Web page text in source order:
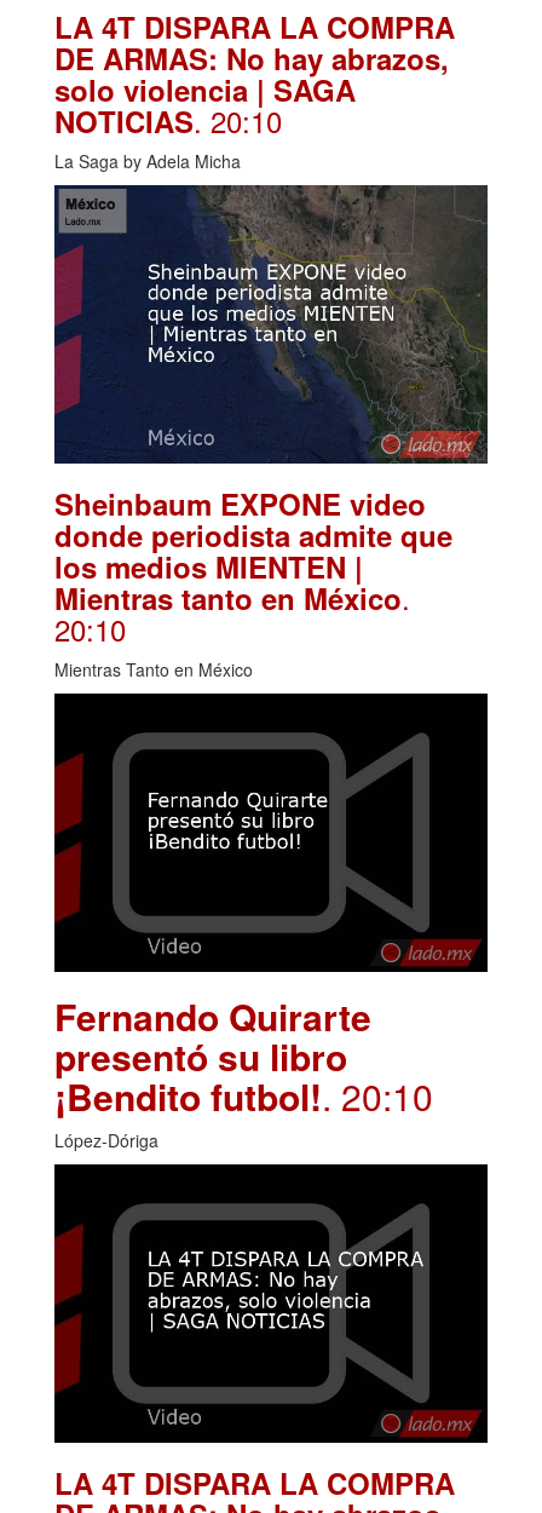
LA 4T DISPARA LA COMPRA
DE ARMAS: No hay abrazos,
solo violencia | SAGA
NOTICIAS. 20:10
La Saga by Adela Micha
Sheinbaum EXPONE video
donde periodista admite que
los medios MIENTEN |
Mientras tanto en México.
20:10
Mientras Tanto en México
Fernando Quirarte
presentó su libro
¡Bendito futbol!. 20:10
López-Dóriga
LA 4T DISPARA LA COMPRA